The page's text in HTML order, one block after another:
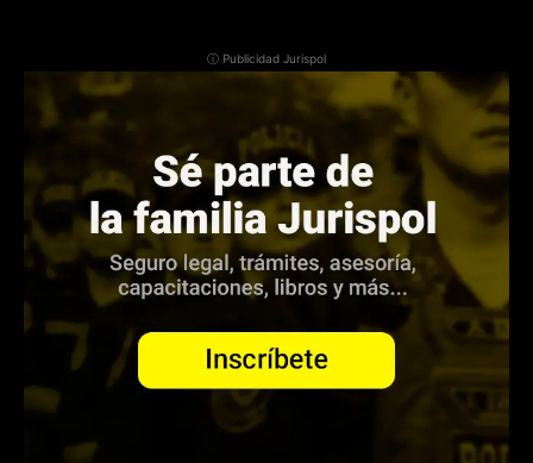
ⓘ Publicidad Jurispol